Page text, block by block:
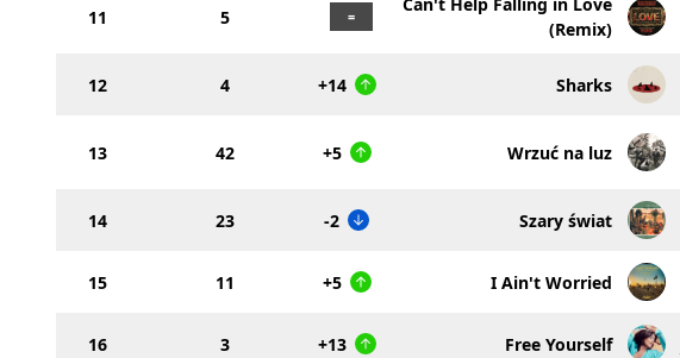
11 5
(Remix)
12 4 +14 Sharks
13 42 +5 Wrzuć na luz
14 23 -2 Szary świat
15 11 +5 I Ain't Worried
16 3 +13 Free Yourself